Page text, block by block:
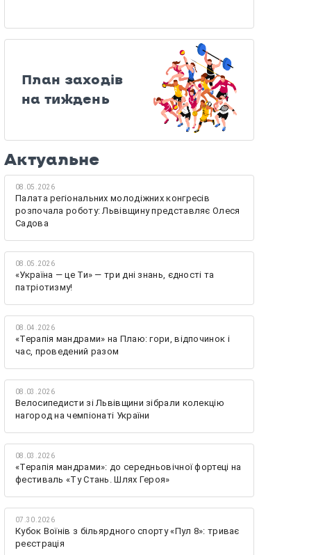
План заходів
на тиждень
Актуальне
08.05.2026
Палата регіональних молодіжних конгресів
розпочала роботу: Львівщину представляє Олеся
Садова
08.05.2026
«Україна — це Ти» — три дні знань, єдності та
патріотизму!
08.04.2026
«Терапія мандрами» на Плаю: гори, відпочинок і
час, проведений разом
08.03.2026
Велосипедисти зі Львівщини зібрали колекцію
нагород на чемпіонаті України
08.03.2026
«Терапія мандрами»: до середньовічної фортеці на
фестиваль «Ту Стань. Шлях Героя»
07.30.2026
Кубок Воїнів з більярдного спорту «Пул 8»: триває
реєстрація